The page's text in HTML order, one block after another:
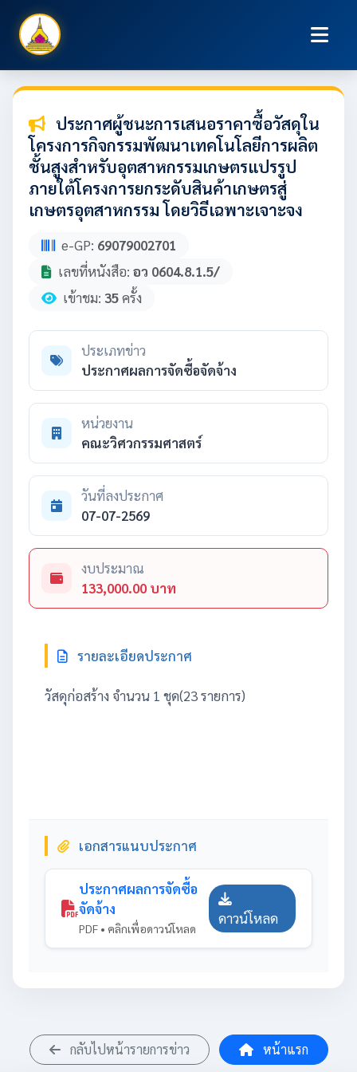
ประกาศผู้ชนะการเสนอราคาซื้อวัสดุใน
โครงการกิจกรรมพัฒนาเทคโนโลยีการผลิต
ชั้นสูงสำหรับอุตสาหกรรมเกษตรแปรรูป
ภายใต้โครงการยกระดับสินค้าเกษตรสู่
เกษตรอุตสาหกรรม โดยวิธีเฉพาะเจาะจง
e-GP: 69079002701
เลขที่หนังสือ: อว 0604.8.1.5/
เข้าชม: 35ครั้ง
ประเภทข่าว
ประกาศผลการจัดซื้อจัดจ้าง
หน่วยงาน
คณะวิศวกรรมศาสตร์
วันที่ลงประกาศ
07-07-2569
งบประมาณ
133,000.00 บาท
รายละเอียดประกาศ
วัสดุก่อสร้าง จำนวน 1 ชุด(23 รายการ)
เอกสารแนบประกาศ
ประกาศผลการจัดซื้อ
จัดจ้าง
PDF • คลิกเพื่อดาวน์โหลด
ดาวน์โหลด
กลับไปหน้ารายการข่าว หน้าแรก